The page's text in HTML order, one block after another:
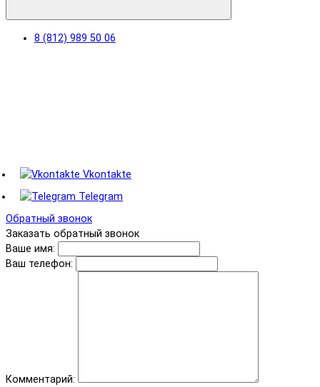
8 (812) 989 50 06
Vkontakte
Telegram
Обратный звонок
Заказать обратный звонок
Ваше имя:
Ваш телефон:
Комментарий: